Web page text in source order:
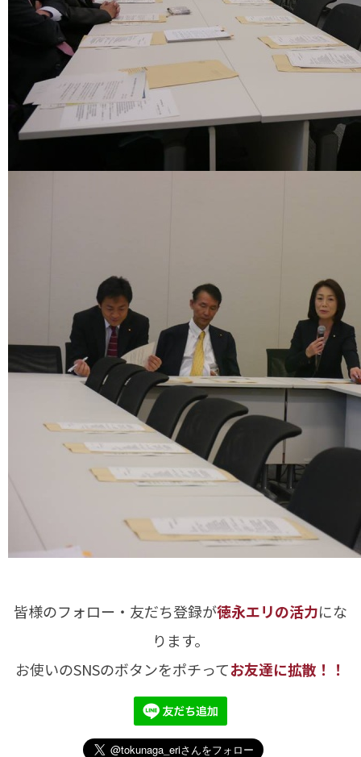
皆様のフォロー・友だち登録が徳永エリの活力にな
ります。
お使いのSNSのボタンをポチってお友達に拡散！！